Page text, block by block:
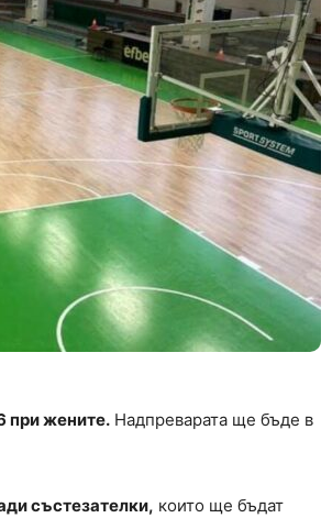
при жените. Надпреварата ще бъде в
състезателки, които ще бъдат